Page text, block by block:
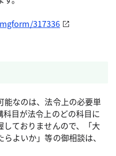
317336
能なのは、法令上の必要単
目が法令上のどの科目に
ておりませんので、「大
よいか」等の御相談は、